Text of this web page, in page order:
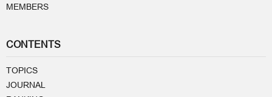
MEMBERS
CONTENTS
TOPICS
JOURNAL